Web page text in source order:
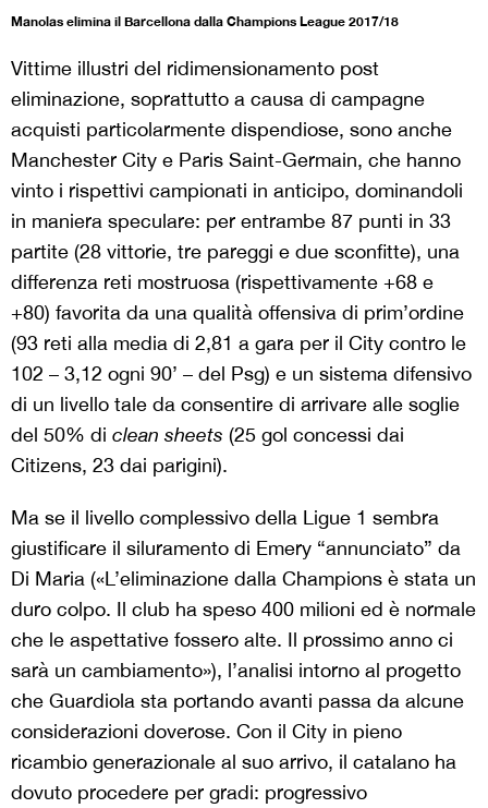
Manolas elimina il Barcellona dalla Champions League 2017/18
Vittime illustri del ridimensionamento post
eliminazione, soprattutto a causa di campagne
acquisti particolarmente dispendiose, sono anche
Manchester City e Paris Saint-Germain, che hanno
vinto i rispettivi campionati in anticipo, dominandoli
in maniera speculare: per entrambe 87 punti in 33
partite (28 vittorie, tre pareggi e due sconfitte), una
differenza reti mostruosa (rispettivamente +68 e
+80) favorita da una qualità offensiva di prim’ordine
(93 reti alla media di 2,81 a gara per il City contro le
102 – 3,12 ogni 90’ – del Psg) e un sistema difensivo
di un livello tale da consentire di arrivare alle soglie
del 50% di clean sheets (25 gol concessi dai
Citizens, 23 dai parigini).
Ma se il livello complessivo della Ligue 1 sembra
giustificare il siluramento di Emery “annunciato” da
Di Maria («L’eliminazione dalla Champions è stata un
duro colpo. Il club ha speso 400 milioni ed è normale
che le aspettative fossero alte. Il prossimo anno ci
sarà un cambiamento»), l’analisi intorno al progetto
che Guardiola sta portando avanti passa da alcune
considerazioni doverose. Con il City in pieno
ricambio generazionale al suo arrivo, il catalano ha
dovuto procedere per gradi: progressivo